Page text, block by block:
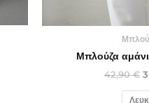
Μπλούζα
42,90€